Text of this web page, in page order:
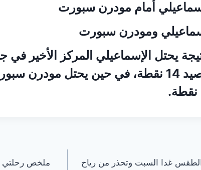
أمام مودرن سبورت
ومودرن سبورت
يحتل الإسماعيلي المركز الأخير
الممتاز برصيد 14 نقطة، في حين يحتل
الطقس غدا السبت وتحذر من رياح
ملخص رحلتي